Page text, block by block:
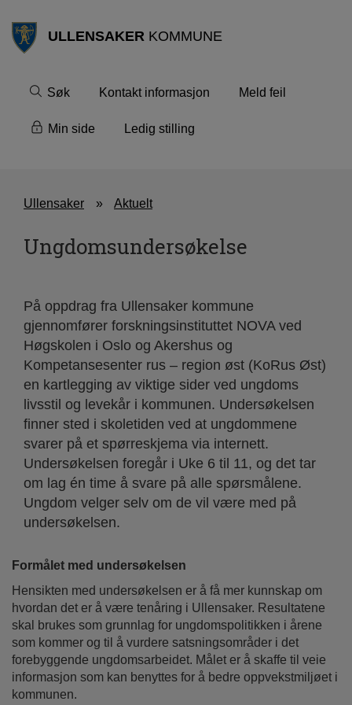
ULLENSAKERKOMMUNE
Søk Kontakt informasjon Meld feil
Min side Ledig stilling
Ullensaker Aktuelt
Ungdomsundersøkelse
På oppdrag fra Ullensaker kommune
gjennomfører forskningsinstituttet NOVA ved
Høgskolen i Oslo og Akershus og
Kompetansesenter rus – region øst (KoRus Øst)
en kartlegging av viktige sider ved ungdoms
livsstil og levekår i kommunen. Undersøkelsen
finner sted i skoletiden ved at ungdommene
svarer på et spørreskjema via internett.
Undersøkelsen foregår i Uke 6 til 11, og det tar
om lag én time å svare på alle spørsmålene.
Ungdom velger selv om de vil være med på
undersøkelsen.
Formålet med undersøkelsen
Hensikten med undersøkelsen er å få mer kunnskap om
hvordan det er å være tenåring i Ullensaker. Resultatene
skal brukes som grunnlag for ungdomspolitikken i årene
som kommer og til å vurdere satsningsområder i det
forebyggende ungdomsarbeidet. Målet er å skaffe til veie
informasjon som kan benyttes for å bedre oppvekstmiljøet i
kommunen.